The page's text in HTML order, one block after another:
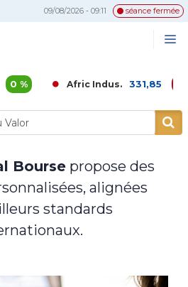
09/08/2026 - 09:11 séance fermée
Afric Indus. 331,85 -0,02 %
Boursepropose des
alignées
standards